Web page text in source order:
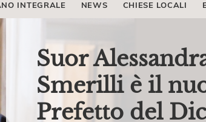
INTEGRALE NEWS CHIESE LOCALI
Suor
Smerilli è il
Prefetto del